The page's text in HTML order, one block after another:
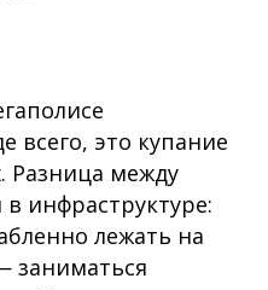
это купание
Разница между
инфраструктуре:
лежать на
заниматься